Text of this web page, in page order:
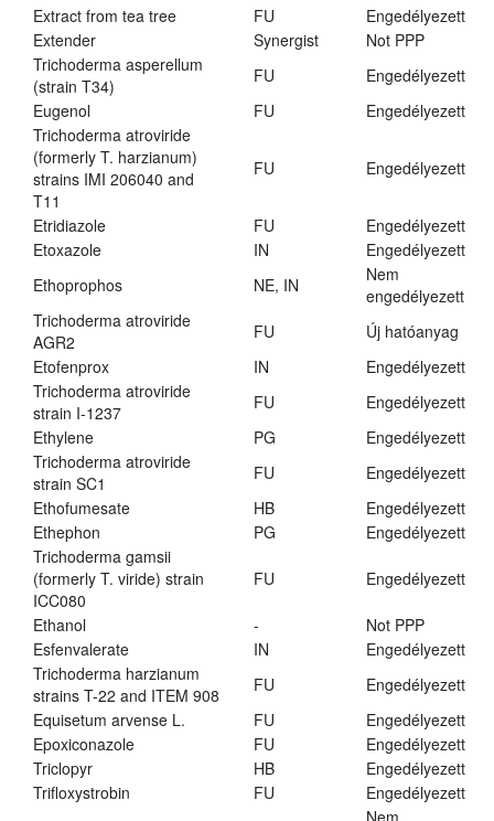
Extract from tea tree
FU
Engedélyezett
Extender
Synergist
Not PPP
Trichoderma asperellum
(strain T34)
FU
Engedélyezett
Eugenol
FU
Engedélyezett
Trichoderma atroviride
(formerly T. harzianum)
strains IMI 206040 and
T11
FU Engedélyezett
Etridiazole FU
Engedélyezett
Etoxazole
IN
Engedélyezett
Ethoprophos
NE, IN
Nem
engedélyezett
Trichoderma atroviride
AGR2
FU
Új hatóanyag
Etofenprox
IN
Engedélyezett
Trichoderma atroviride
strain I-1237
FU
Engedélyezett
Ethylene
PG
Engedélyezett
Trichoderma atroviride
strain SC1
FU
Engedélyezett
Ethofumesate
HB
Engedélyezett
Ethephon
PG
Engedélyezett
Trichoderma gamsii
(formerly T. viride) strain
ICC080
FU Engedélyezett
Ethanol -
Not PPP
Esfenvalerate
IN
Engedélyezett
Trichoderma harzianum
strains T-22 and ITEM 908
FU
Engedélyezett
Equisetum arvense L.
FU
Engedélyezett
Epoxiconazole
FU
Engedélyezett
Triclopyr
HB
Engedélyezett
Trifloxystrobin
FU
Engedélyezett